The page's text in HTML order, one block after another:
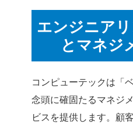
エンジニア
とマネジ
コンピューテックは「
念頭に確固たるマネジ
ビスを提供します。顧